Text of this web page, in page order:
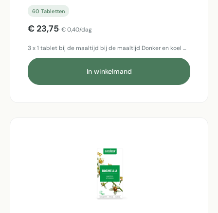
60 Tabletten
€ 23,75 € 0,40/dag
3 x 1 tablet bij de maaltijd bij de maaltijd Donker en koel …
In winkelmand